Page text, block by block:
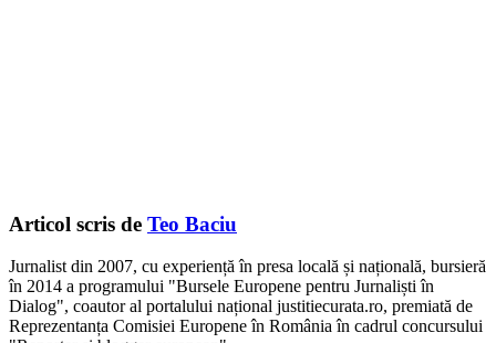
Articol scris de Teo Baciu
Jurnalist din 2007, cu experiență în presa locală și națională, bursieră
în 2014 a programului "Bursele Europene pentru Jurnaliști în
Dialog", coautor al portalului național justitiecurata.ro, premiată de
Reprezentanța Comisiei Europene în România în cadrul concursului